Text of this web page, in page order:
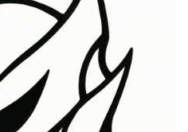
chiến đấu chống lại những
con quỷ cá nhân, và
con người. Khi một người
là cách tôn vinh sức mạnh
cảnh và cuộc chiến vì
vang vọng hành trình
bộ phim. Thêm vào đó, nó